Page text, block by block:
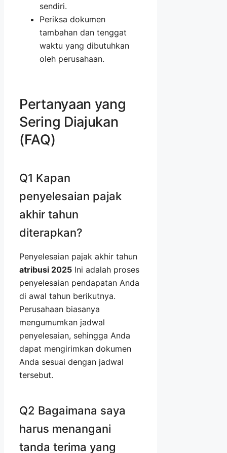
sendiri.
Periksa dokumen
tambahan dan tenggat
waktu yang dibutuhkan
oleh perusahaan.
Pertanyaan yang
Sering Diajukan
(FAQ)
Q1 Kapan
penyelesaian pajak
akhir tahun
diterapkan?
Penyelesaian pajak akhir tahun
atribusi 2025 Ini adalah proses
penyelesaian pendapatan Anda
di awal tahun berikutnya.
Perusahaan biasanya
mengumumkan jadwal
penyelesaian, sehingga Anda
dapat mengirimkan dokumen
Anda sesuai dengan jadwal
tersebut.
Q2 Bagaimana saya
harus menangani
tanda terima yang